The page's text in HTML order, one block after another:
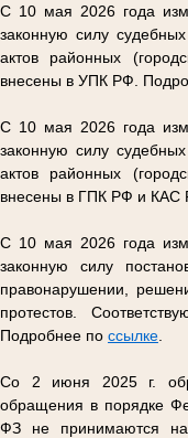
С 10 мая 2026 года
законную силу
актов районных
внесены в УПК РФ.
С 10 мая 2026 года
законную силу
актов районных
внесены в ГПК РФ и КАС
С 10 мая 2026 года
законную силу
правонарушении,
протестов.
Подробнее по ссылке
Со 2 июня 2025 г.
обращения в порядке
ФЗ не принимаются на